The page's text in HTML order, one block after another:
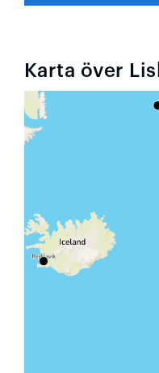
Karta över